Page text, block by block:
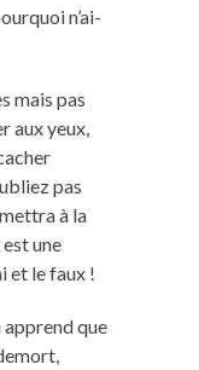
n’ai-
mais pas
aux yeux,
pas
à la
une
et le faux !
apprend que